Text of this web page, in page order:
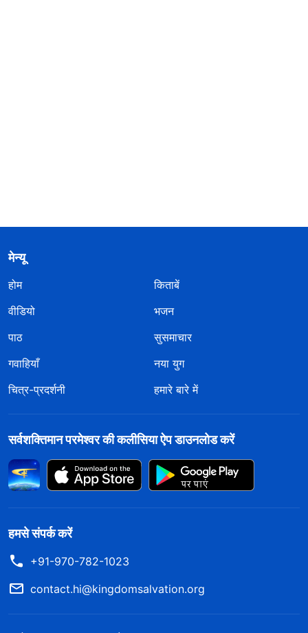
मेन्यू
होम
किताबें
वीडियो
भजन
पाठ
सुसमाचार
गवाहियाँ
नया युग
चित्र-प्रदर्शनी
हमारे बारे में
सर्वशक्तिमान परमेश्वर की कलीसिया ऐप डाउनलोड करें
हमसे संपर्क करें
+91-970-782-1023
contact.hi@kingdomsalvation.org